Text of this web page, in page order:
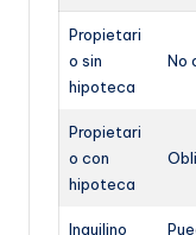
Propietari
o sin
hipoteca
No
Propietari
o con
hipoteca
Inquilino